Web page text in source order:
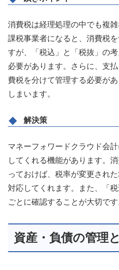
消費税は経理処理の中でも複
課税事業者になると、消費税
すが、「税込」と「税抜」の
必要があります。さらに、支
費税を分けて管理する必要が
しまいます。
解決策
マネーフォワードクラウド会
してくれる機能があります。
っておけば、税率が変更され
対応してくれます。また、「
ごとに確認することが大切です
資産・負債の管理